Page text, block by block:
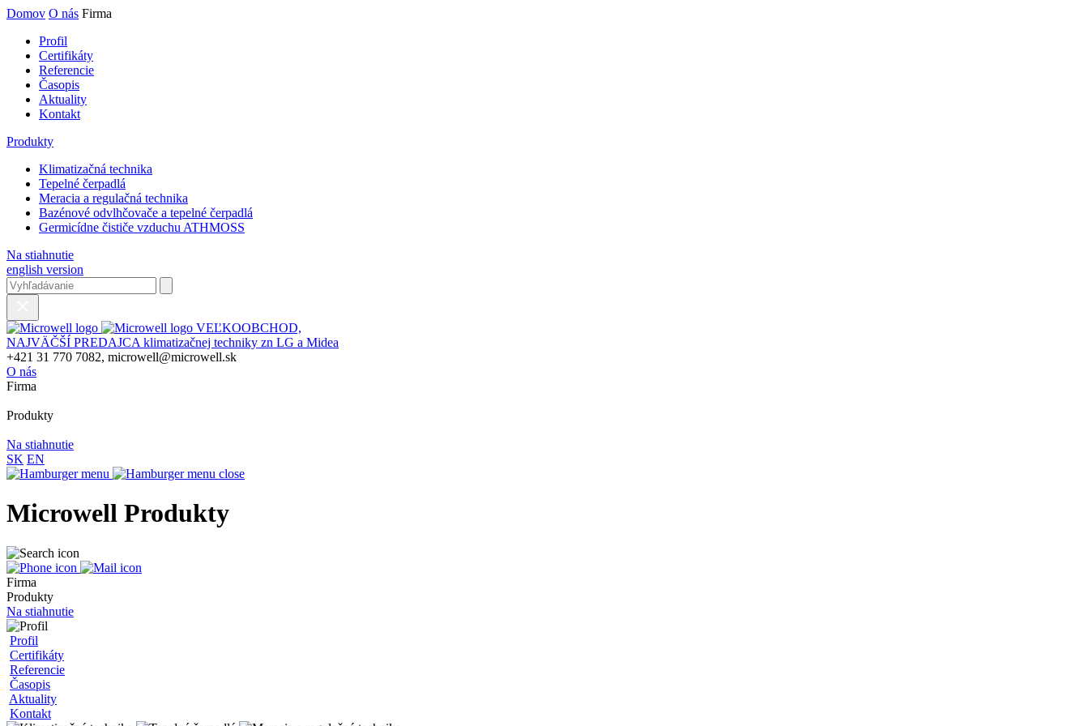
Domov O nás Firma
Profil
Certifikáty
Referencie
Časopis
Aktuality
Kontakt
Produkty
Klimatizačná technika
Tepelné čerpadlá
Meracia a regulačná technika
Bazénové odvlhčovače a tepelné čerpadlá
Germicídne čističe vzduchu ATHMOSS
Na stiahnutie
english version
VEĽKOOBCHOD,
NAJVÄČŠÍ PREDAJCA klimatizačnej techniky zn LG a Midea
+421 31 770 7082, microwell@microwell.sk
O nás
Firma
Produkty
Na stiahnutie
SK EN
Microwell Produkty
Firma
Produkty
Na stiahnutie
Profil
Certifikáty
Referencie
Časopis
Aktuality
Kontakt